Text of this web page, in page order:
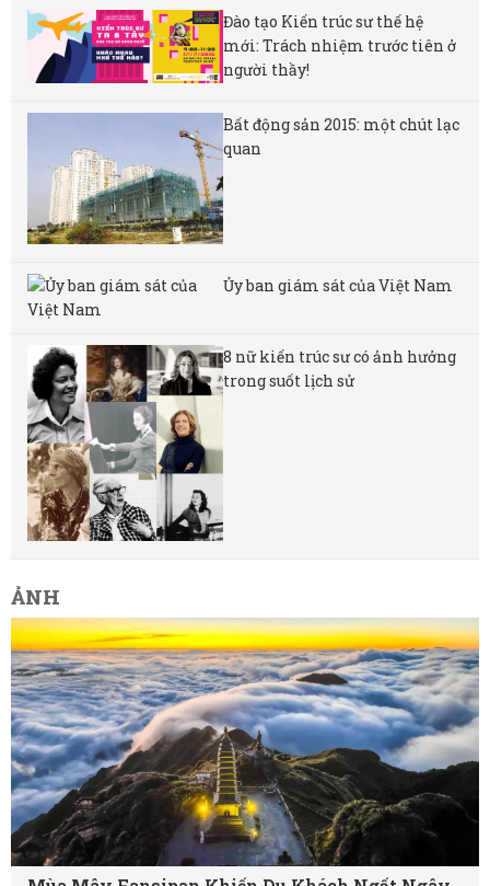
Đào tạo Kiến trúc sư thế hệ
mới: Trách nhiệm trước tiên ở
người thầy!
Bất động sản 2015: một chút lạc
quan
Ủy ban giám sát của Việt Nam
8 nữ kiến ​​trúc sư có ảnh hưởng
trong suốt lịch sử
ẢNH